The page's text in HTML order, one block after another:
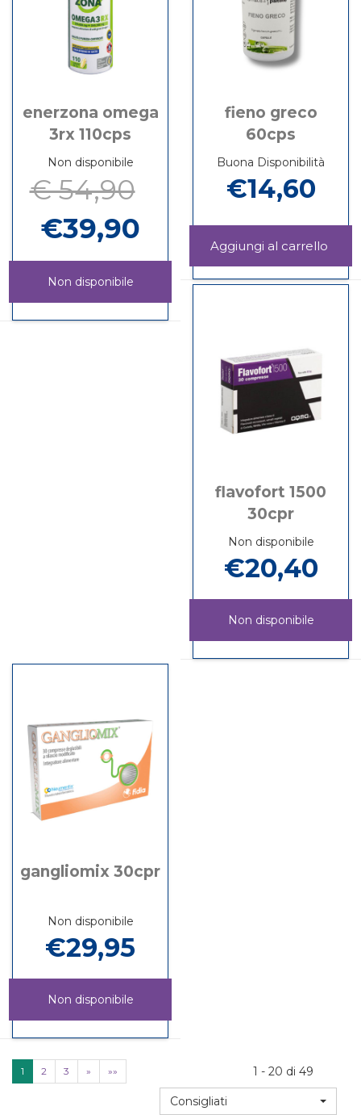
enerzona omega
3rx 110cps
Non disponibile
€ 54,90
€39,90
Non disponibile
OMEGA
su ENERZONA
fieno greco
60cps
Buona Disponibilità
€14,60
Informazioni
su FIENO
flavofort 1500
30cpr
Non disponibile
€20,40
Non disponibile
1500
su FLAVOFORT
gangliomix 30cpr
Non disponibile
€29,95
Non disponibile
30CPR non
è
disponibile
su GANGLIOMIX
30CPR
1 2 3 » »» 1 - 20 di 49
Consigliati